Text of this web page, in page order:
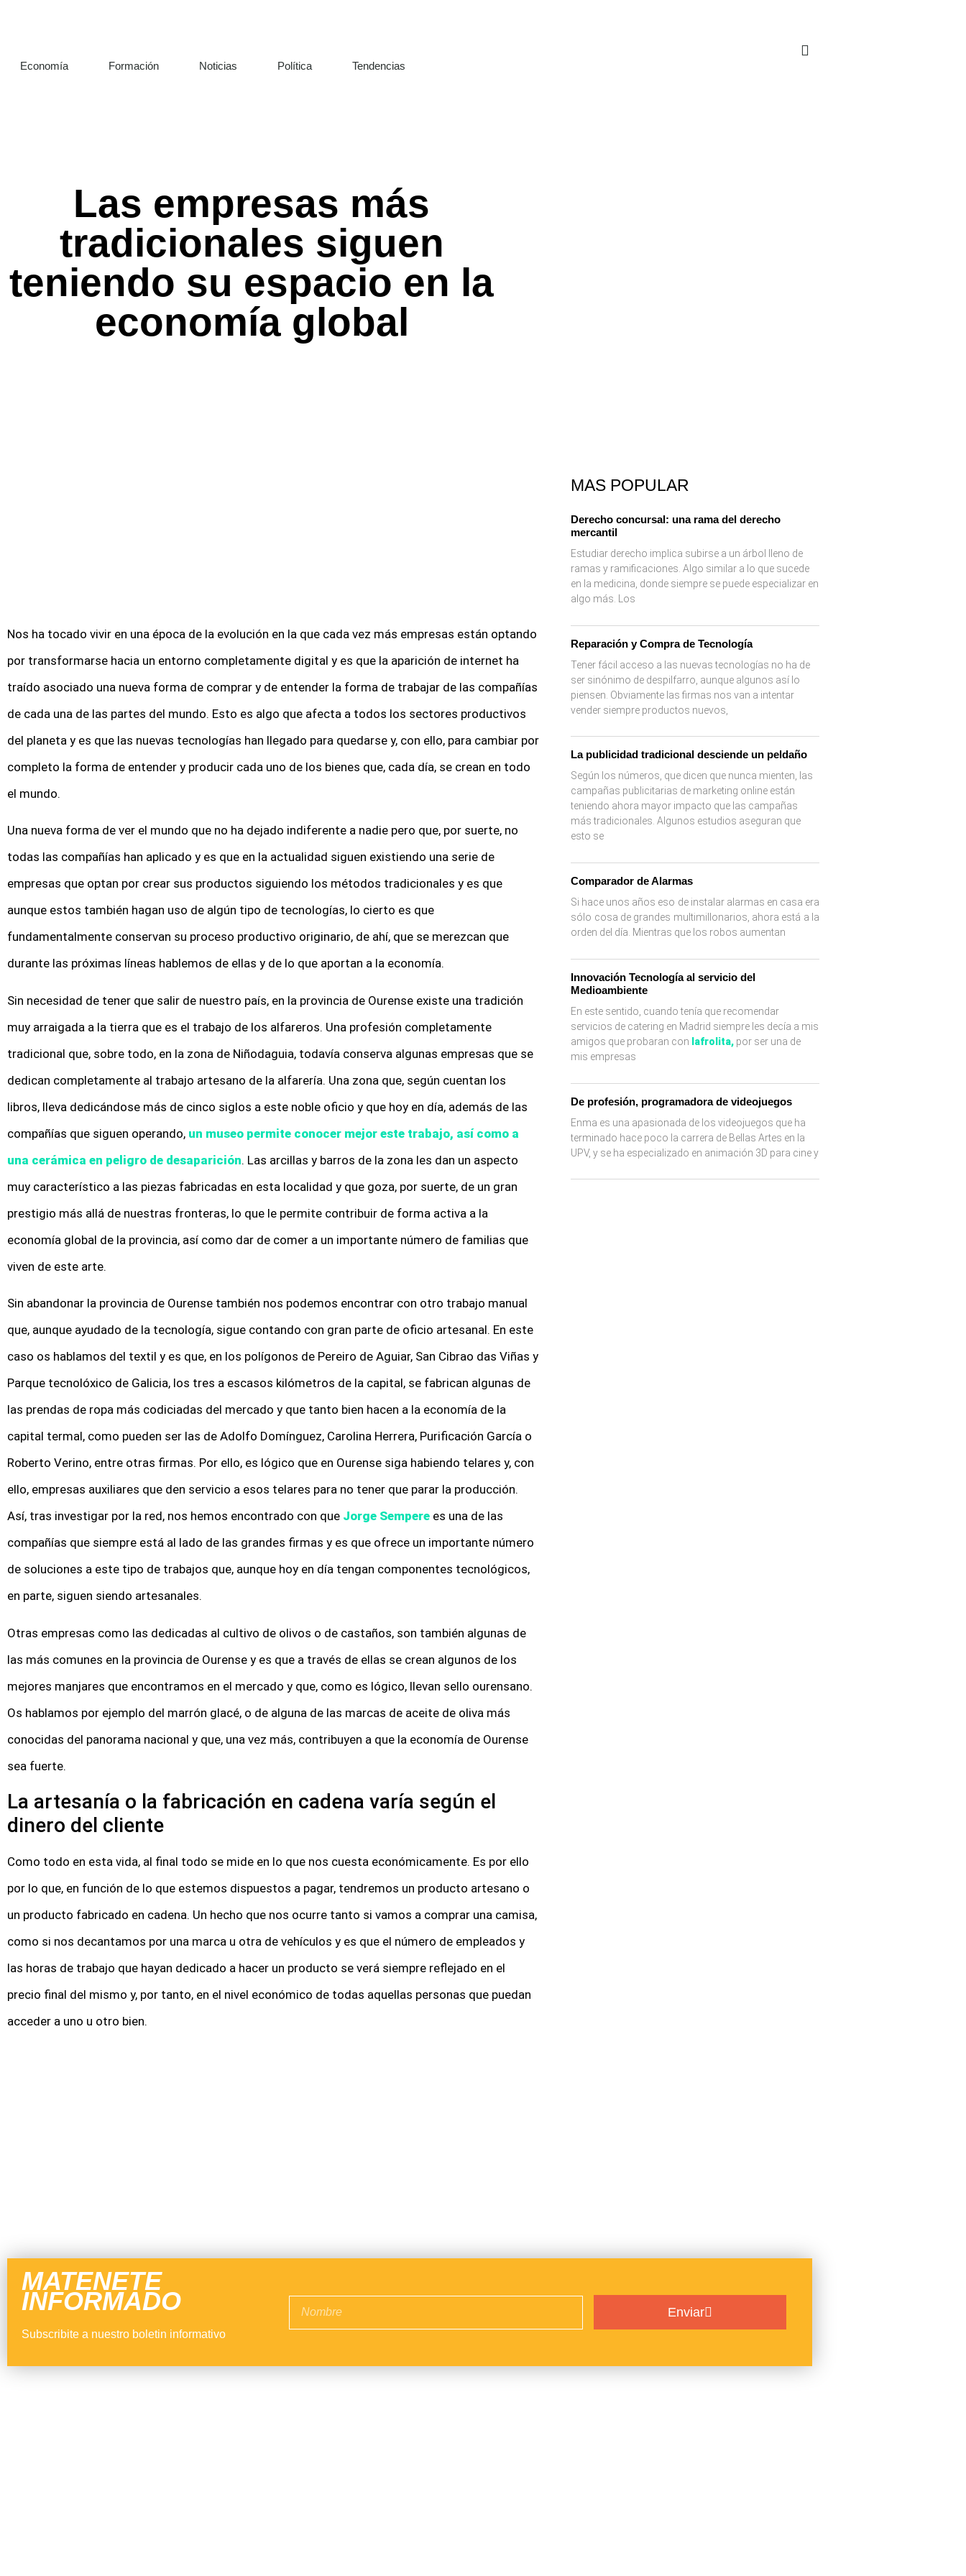
Economía Formación Noticias Política Tendencias
Las empresas más
tradicionales siguen
teniendo su espacio en la
economía global
Nos ha tocado vivir en una época de la evolución en la que cada vez más empresas están optando
por transformarse hacia un entorno completamente digital y es que la aparición de internet ha
traído asociado una nueva forma de comprar y de entender la forma de trabajar de las compañías
de cada una de las partes del mundo. Esto es algo que afecta a todos los sectores productivos
del planeta y es que las nuevas tecnologías han llegado para quedarse y, con ello, para cambiar por
completo la forma de entender y producir cada uno de los bienes que, cada día, se crean en todo
el mundo.
Una nueva forma de ver el mundo que no ha dejado indiferente a nadie pero que, por suerte, no
todas las compañías han aplicado y es que en la actualidad siguen existiendo una serie de
empresas que optan por crear sus productos siguiendo los métodos tradicionales y es que
aunque estos también hagan uso de algún tipo de tecnologías, lo cierto es que
fundamentalmente conservan su proceso productivo originario, de ahí, que se merezcan que
durante las próximas líneas hablemos de ellas y de lo que aportan a la economía.
Sin necesidad de tener que salir de nuestro país, en la provincia de Ourense existe una tradición
muy arraigada a la tierra que es el trabajo de los alfareros. Una profesión completamente
tradicional que, sobre todo, en la zona de Niñodaguia, todavía conserva algunas empresas que se
dedican completamente al trabajo artesano de la alfarería. Una zona que, según cuentan los
libros, lleva dedicándose más de cinco siglos a este noble oficio y que hoy en día, además de las
compañías que siguen operando, un museo permite conocer mejor este trabajo, así como a
una cerámica en peligro de desaparición. Las arcillas y barros de la zona les dan un aspecto
muy característico a las piezas fabricadas en esta localidad y que goza, por suerte, de un gran
prestigio más allá de nuestras fronteras, lo que le permite contribuir de forma activa a la
economía global de la provincia, así como dar de comer a un importante número de familias que
viven de este arte.
Sin abandonar la provincia de Ourense también nos podemos encontrar con otro trabajo manual
que, aunque ayudado de la tecnología, sigue contando con gran parte de oficio artesanal. En este
caso os hablamos del textil y es que, en los polígonos de Pereiro de Aguiar, San Cibrao das Viñas y
Parque tecnolóxico de Galicia, los tres a escasos kilómetros de la capital, se fabrican algunas de
las prendas de ropa más codiciadas del mercado y que tanto bien hacen a la economía de la
capital termal, como pueden ser las de Adolfo Domínguez, Carolina Herrera, Purificación García o
Roberto Verino, entre otras firmas. Por ello, es lógico que en Ourense siga habiendo telares y, con
ello, empresas auxiliares que den servicio a esos telares para no tener que parar la producción.
Así, tras investigar por la red, nos hemos encontrado con que Jorge Sempere es una de las
compañías que siempre está al lado de las grandes firmas y es que ofrece un importante número
de soluciones a este tipo de trabajos que, aunque hoy en día tengan componentes tecnológicos,
en parte, siguen siendo artesanales.
Otras empresas como las dedicadas al cultivo de olivos o de castaños, son también algunas de
las más comunes en la provincia de Ourense y es que a través de ellas se crean algunos de los
mejores manjares que encontramos en el mercado y que, como es lógico, llevan sello ourensano.
Os hablamos por ejemplo del marrón glacé, o de alguna de las marcas de aceite de oliva más
conocidas del panorama nacional y que, una vez más, contribuyen a que la economía de Ourense
sea fuerte.
La artesanía o la fabricación en cadena varía según el
dinero del cliente
Como todo en esta vida, al final todo se mide en lo que nos cuesta económicamente. Es por ello
por lo que, en función de lo que estemos dispuestos a pagar, tendremos un producto artesano o
un producto fabricado en cadena. Un hecho que nos ocurre tanto si vamos a comprar una camisa,
como si nos decantamos por una marca u otra de vehículos y es que el número de empleados y
las horas de trabajo que hayan dedicado a hacer un producto se verá siempre reflejado en el
precio final del mismo y, por tanto, en el nivel económico de todas aquellas personas que puedan
acceder a uno u otro bien.
MAS POPULAR
Derecho concursal: una rama del derecho
mercantil
Estudiar derecho implica subirse a un árbol lleno de
ramas y ramificaciones. Algo similar a lo que sucede
en la medicina, donde siempre se puede especializar en
algo más. Los
Reparación y Compra de Tecnología
Tener fácil acceso a las nuevas tecnologías no ha de
ser sinónimo de despilfarro, aunque algunos así lo
piensen. Obviamente las firmas nos van a intentar
vender siempre productos nuevos,
La publicidad tradicional desciende un peldaño
Según los números, que dicen que nunca mienten, las
campañas publicitarias de marketing online están
teniendo ahora mayor impacto que las campañas
más tradicionales. Algunos estudios aseguran que
esto se
Comparador de Alarmas
Si hace unos años eso de instalar alarmas en casa era
sólo cosa de grandes multimillonarios, ahora está a la
orden del día. Mientras que los robos aumentan
Innovación Tecnología al servicio del
Medioambiente
En este sentido, cuando tenía que recomendar
servicios de catering en Madrid siempre les decía a mis
amigos que probaran con lafrolita, por ser una de
mis empresas
De profesión, programadora de videojuegos
Enma es una apasionada de los videojuegos que ha
terminado hace poco la carrera de Bellas Artes en la
UPV, y se ha especializado en animación 3D para cine y
MATENETE
INFORMADO
Subscribite a nuestro boletin informativo
Enviar